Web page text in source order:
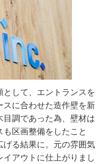
して、エントランスを
スに合わせた造作壁を新
調であった為、壁材は
区画整備をしたこと
げる結果に。元の雰囲気
アウトに仕上がりまし